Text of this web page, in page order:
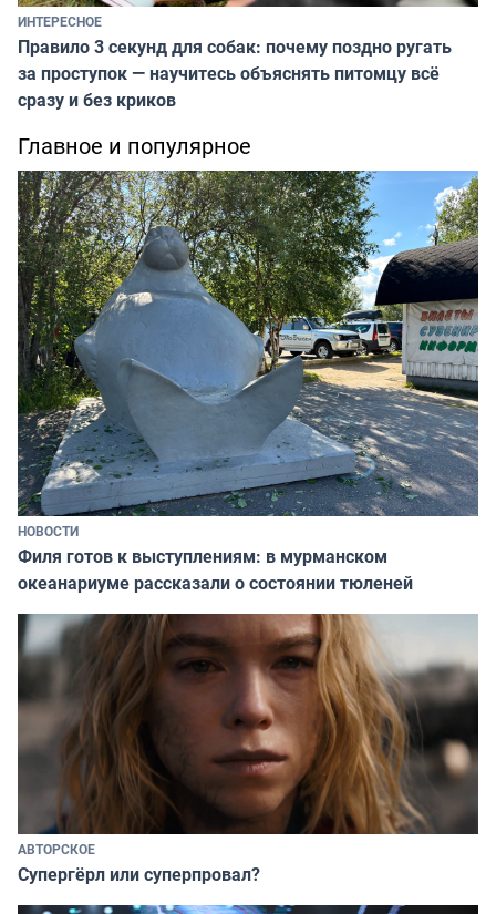
ИНТЕРЕСНОЕ
Правило 3 секунд для собак: почему поздно ругать
за проступок — научитесь объяснять питомцу всё
сразу и без криков
Главное и популярное
НОВОСТИ
Филя готов к выступлениям: в мурманском
океанариуме рассказали о состоянии тюленей
АВТОРСКОЕ
Супергёрл или суперпровал?